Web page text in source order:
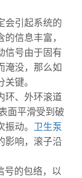
引起系统的
信息丰富，
信号由于固有
淹没，那么如
键。
、外环滚道
面平滑受到破
动。 卫生泵
影响，滚子沿
的包络，以